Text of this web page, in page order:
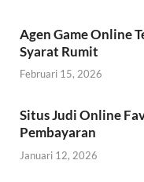
Agen Game Online
Syarat Rumit
Februari 15, 2026
Situs Judi Online
Pembayaran
Januari 12, 2026